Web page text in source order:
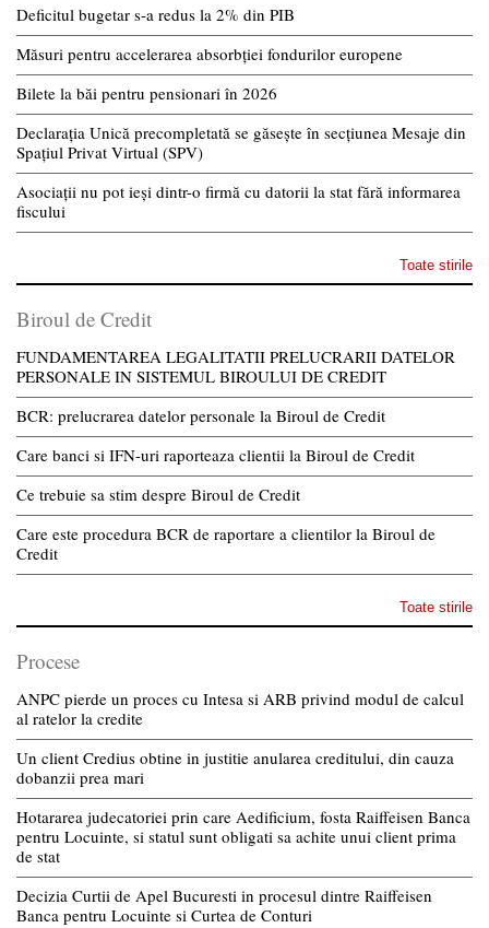
Deficitul bugetar s-a redus la 2% din PIB
Măsuri pentru accelerarea absorbției fondurilor europene
Bilete la băi pentru pensionari în 2026
Declarația Unică precompletată se găsește în secțiunea Mesaje din
Spațiul Privat Virtual (SPV)
Asociații nu pot ieși dintr-o firmă cu datorii la stat fără informarea
fiscului
Toate stirile
Biroul de Credit
FUNDAMENTAREA LEGALITATII PRELUCRARII DATELOR
PERSONALE IN SISTEMUL BIROULUI DE CREDIT
BCR: prelucrarea datelor personale la Biroul de Credit
Care banci si IFN-uri raporteaza clientii la Biroul de Credit
Ce trebuie sa stim despre Biroul de Credit
Care este procedura BCR de raportare a clientilor la Biroul de
Credit
Toate stirile
Procese
ANPC pierde un proces cu Intesa si ARB privind modul de calcul
al ratelor la credite
Un client Credius obtine in justitie anularea creditului, din cauza
dobanzii prea mari
Hotararea judecatoriei prin care Aedificium, fosta Raiffeisen Banca
pentru Locuinte, si statul sunt obligati sa achite unui client prima
de stat
Decizia Curtii de Apel Bucuresti in procesul dintre Raiffeisen
Banca pentru Locuinte si Curtea de Conturi